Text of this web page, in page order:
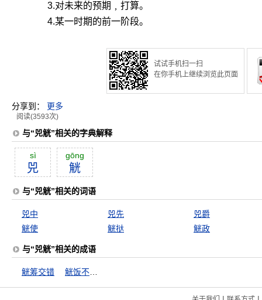
3.对未来的预期﹐打算。
4.某一时期的前一阶段。
试试手机扫一扫
在你手机上继续浏览此页面
分享到： 更多
阅读(3593次)
与“兕觥”相关的字典解释
sì
兕
gōng
觥
与“兕觥”相关的词语
兕中 兕先
兕爵
觥使
觥挞 觥政
与“兕觥”相关的成语
觥筹交错